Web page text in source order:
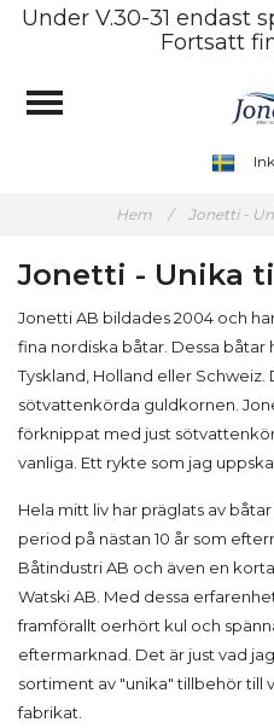
Under V.30-31 endast
Fortsatt
Hem / Jonetti -
Jonetti - Unika
Jonetti AB bildades 2004 och
fina nordiska båtar. Dessa båtar
Tyskland, Holland eller
sötvattenkörda guldkornen.
förknippat med just
vanliga. Ett rykte som jag
Hela mitt liv har präglats av
period på nästan 10 år som
Båtindustri AB och även en
Watski AB. Med dessa
framförallt oerhört kul och
eftermarknad. Det är just vad
sortiment av "unika" tillbehör till
fabrikat.